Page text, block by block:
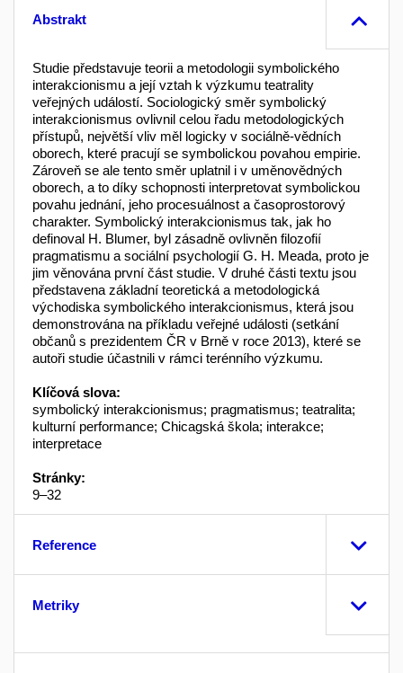
Abstrakt
Studie představuje teorii a metodologii symbolického
interakcionismu a její vztah k výzkumu teatrality
veřejných událostí. Sociologický směr symbolický
interakcionismus ovlivnil celou řadu metodologických
přístupů, největší vliv měl logicky v sociálně-vědních
oborech, které pracují se symbolickou povahou empirie.
Zároveň se ale tento směr uplatnil i v uměnovědných
oborech, a to díky schopnosti interpretovat symbolickou
povahu jednání, jeho procesuálnost a časoprostorový
charakter. Symbolický interakcionismus tak, jak ho
definoval H. Blumer, byl zásadně ovlivněn filozofií
pragmatismu a sociální psychologií G. H. Meada, proto je
jim věnována první část studie. V druhé části textu jsou
představena základní teoretická a metodologická
východiska symbolického interakcionismus, která jsou
demonstrována na příkladu veřejné události (setkání
občanů s prezidentem ČR v Brně v roce 2013), které se
autoři studie účastnili v rámci terénního výzkumu.
Klíčová slova:
symbolický interakcionismus; pragmatismus; teatralita;
kulturní performance; Chicagská škola; interakce;
interpretace
Stránky:
9–32
Reference
Metriky